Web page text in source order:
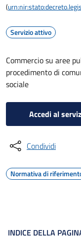
(
Servizio attivo
Commercio su aree
procedimento di
sociale
Accedi al
Condividi
Normativa di
INDICE DELLA